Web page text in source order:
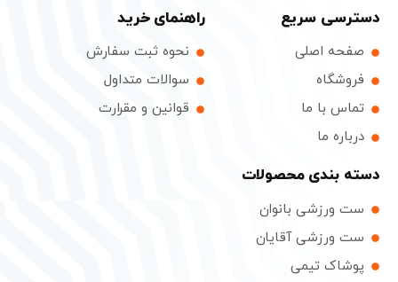
دسترسی سریع
صفحه اصلی
فروشگاه
تماس با ما
درباره ما
راهنمای خرید
نحوه ثبت سفارش
سوالات متداول
قوانین و مقرارت
دسته بندی محصولات
ست ورزشی بانوان
ست ورزشی آقایان
پوشاک تیمی